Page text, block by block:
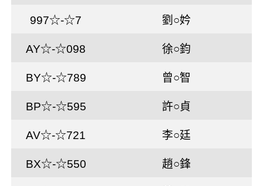
997☆-☆7 劉○妗
AY☆-☆098 徐○鈞
BY☆-☆789 曾○智
BP☆-☆595 許○貞
AV☆-☆721 李○廷
BX☆-☆550 趙○鋒